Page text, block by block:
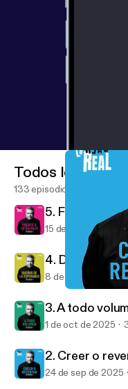
Lo Real Real
Todos los
133 episodios
5. Frente a lo
15 de oct de 2025
4. Dueños de
8 de oct de 2025
3. A todo
1 de oct de 2025
2. Creer o
24 de sep de 2025